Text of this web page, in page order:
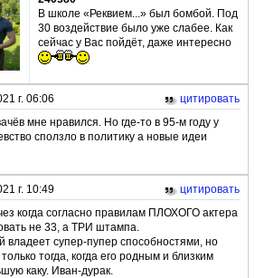
В школе «Реквием...» был бомбой. Под
30 воздействие было уже слабее. Как
сейчас у Вас пойдёт, даже интересно
г. 06:06
цитировать
мне нравился. Но где-то в 95-м году у
сползло в политику а новые идеи
г. 10:49
цитировать
когда согласно правилам ПЛОХОГО актера
не 33, а ТРИ штампа.
владеет супер-пупер способностями, но
тогда, когда его родным и близким
каку. Иван-дурак.